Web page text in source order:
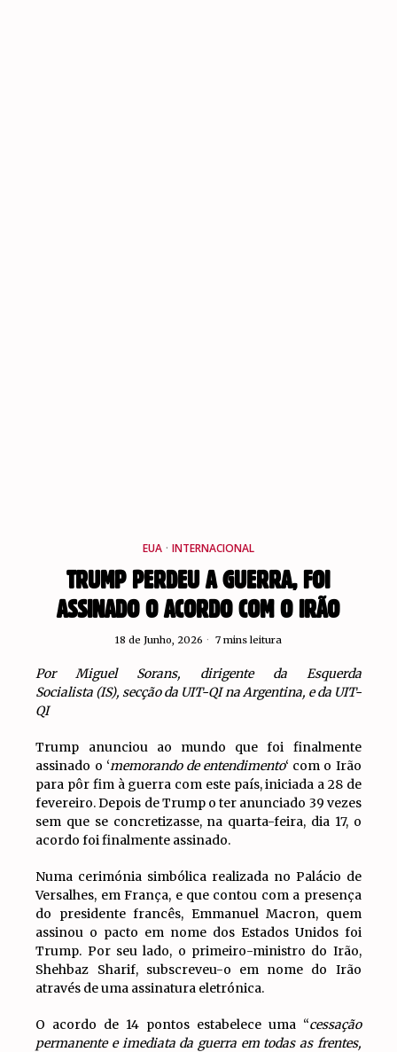
EUA · INTERNACIONAL
TRUMP PERDEU A GUERRA, FOI
ASSINADO O ACORDO COM O IRÃO
18 de Junho, 2026 7 mins leitura
Por Miguel Sorans, dirigente da Esquerda
Socialista (IS), secção da UIT-QI na Argentina, e da UIT-
QI
Trump anunciou ao mundo que foi finalmente
assinado o ‘memorando de entendimento‘ com o Irão
para pôr fim à guerra com este país, iniciada a 28 de
fevereiro. Depois de Trump o ter anunciado 39 vezes
sem que se concretizasse, na quarta-feira, dia 17, o
acordo foi finalmente assinado.
Numa cerimónia simbólica realizada no Palácio de
Versalhes, em França, e que contou com a presença
do presidente francês, Emmanuel Macron, quem
assinou o pacto em nome dos Estados Unidos foi
Trump. Por seu lado, o primeiro-ministro do Irão,
Shehbaz Sharif, subscreveu-o em nome do Irão
através de uma assinatura eletrónica.
O acordo de 14 pontos estabelece uma “cessação
permanente e imediata da guerra em todas as frentes,